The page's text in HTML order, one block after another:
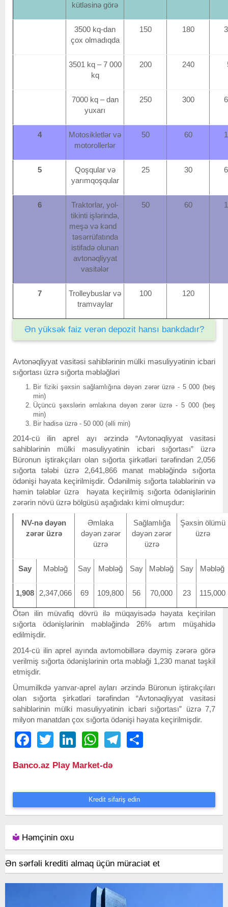
kütləsinə görə
3500 kq-dan
çox olmadıqda
150 180
3501 kq – 7 000
kq
200 240
7000 kq – dan
yuxarı
250 300
4
Motosikletlər və
motorollerlər
50 60
5
Qoşqular və
yarımqoşqular
25 30
6
Traktorlar, yol-
tikinti işlərində,
meşə və kənd
təsərrüfatında
istifadə olunan
avtonəqliyyat
vasitələr
50 60
7
Trolleybuslar və
tramvaylar
100 120
Ən yüksək faiz verən depozit hansı bankdadır?
Avtonəqliyyat vasitəsi sahiblərinin mülki məsuliyyətinin icbari
sığortası üzrə sığorta məbləğləri
Bir fiziki şəxsin sağlamlığına dəyən zərər üzrə - 5 000 (beş
min)
Üçüncü şəxslərin əmlakına dəyən zərər üzrə - 5 000 (beş
min)
Bir hadisə üzrə - 50 000 (əlli min)
2014-cü ilin aprel ayı ərzində “Avtonəqliyyat vasitəsi
sahiblərinin mülki məsuliyyətinin icbari sığortası” üzrə
Büronun iştirakçıları olan sığorta şirkətləri tərəfindən 2,056
sığorta tələbi üzrə 2,641,866 manat məbləğində sığorta
ödənişi həyata keçirilmişdir. Ödənilmiş sığorta tələblərinin və
həmin tələblər üzrə həyata keçirilmiş sığorta ödənişlərinin
zərərin növü üzrə bölgüsü aşağıdakı kimi olmuşdur:
NV-nə dəyən
zərər üzrə
Əmlaka
dəyən zərər
üzrə
Sağlamlığa
dəyən zərər
üzrə
Şəxsin ölümü
üzrə
Say Məbləğ Say Məbləğ Say Məbləğ Say Məbləğ
1,908 2,347,066 69 109,800 56 70,000 23 115,000
Ötən ilin müvafiq dövrü ilə müqayisədə həyata keçirilən
sığorta ödənişlərinin məbləğində 26% artım müşahidə
edilmişdir.
2014-cü ilin aprel ayında avtomobillərə dəymiş zərərə görə
verilmiş sığorta ödənişlərinin orta məbləği 1,230 manat təşkil
etmişdir.
Ümumilkdə yanvar-aprel ayları ərzində Büronun iştirakçıları
olan sığorta şirkətləri tərəfindən “Avtonəqliyyat vasitəsi
sahiblərinin mülki məsuliyyətinin icbari sığortası” üzrə 7,7
milyon manatdan çox sığorta ödənişi həyata keçirilmişdir.
FacebookTwitter LinkedIn WhatsAppTelegram
Banco.az Play Market-də
Kredit sifariş edin
Həmçinin oxu
Ən sərfəli krediti almaq üçün müraciət et